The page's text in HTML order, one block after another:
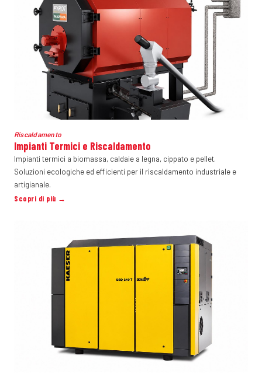
Riscaldamento
Impianti Termici e Riscaldamento
Impianti termici a biomassa, caldaie a legna, cippato e pellet.
Soluzioni ecologiche ed efficienti per il riscaldamento industriale e
artigianale.
Scopri di più →